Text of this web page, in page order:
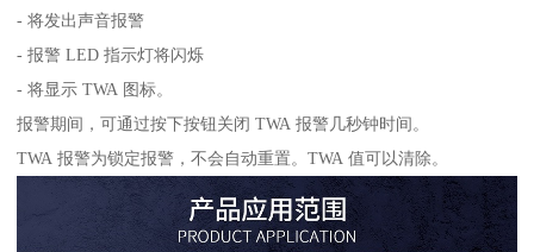
- 将发出声音报警
- 报警 LED 指示灯将闪烁
- 将显示 TWA 图标。
报警期间，可通过按下按钮关闭 TWA 报警几秒钟时间。
TWA 报警为锁定报警，不会自动重置。TWA 值可以清除。